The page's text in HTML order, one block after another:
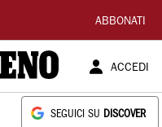
ABBONATI
ACCEDI
SEGUICI SU DISCOVER